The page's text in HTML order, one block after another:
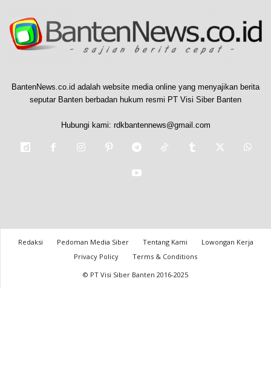
BantenNews.co.id adalah website media online yang menyajikan berita
seputar Banten berbadan hukum resmi PT Visi Siber Banten
Hubungi kami: rdkbantennews@gmail.com
Redaksi Pedoman Media Siber Tentang Kami
Lowongan Kerja
Privacy Policy
Terms & Conditions
© PT Visi Siber Banten 2016-2025